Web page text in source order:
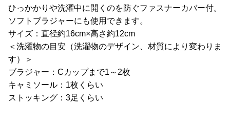
ひっかかりや洗濯中に開くのを防ぐファスナーカバー付。
ソフトブラジャーにも使用できます。
サイズ：直径約16cm×高さ約12cm
＜洗濯物の目安（洗濯物のデザイン、材質により変わりま
す）＞
ブラジャー：Cカップまで1～2枚
キャミソール：1枚くらい
ストッキング：3足くらい